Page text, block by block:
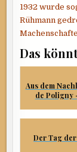
1932 wurde
Rühmann
Das
Aus dem
de Poligny
Der Tag